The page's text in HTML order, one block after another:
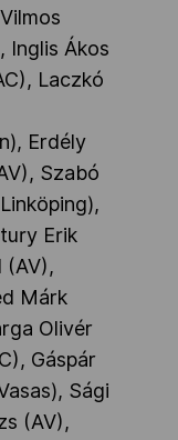
Inglis Ákos
Laczkó
Erdély
Szabó
Erik
(AV),
Márk
Olivér
Gáspár
Sági
(AV),